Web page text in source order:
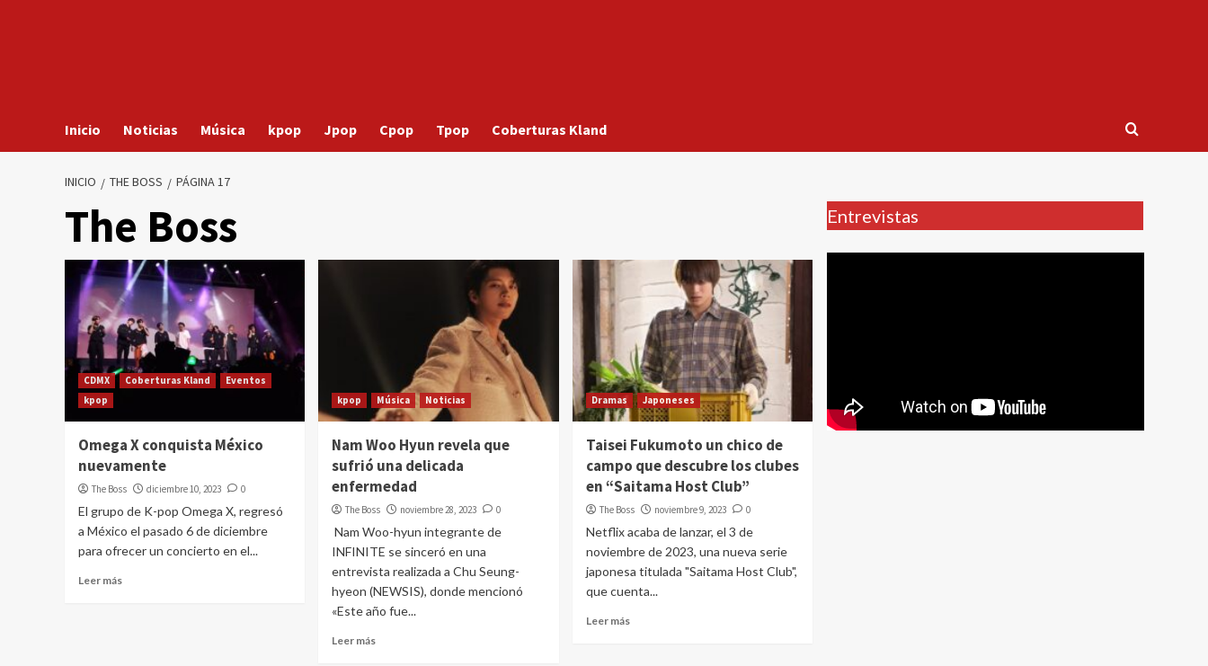
Inicio Noticias Música kpop Jpop Cpop Tpop Coberturas Kland
INICIO THE BOSS PÁGINA 17
The Boss
CDMX Coberturas Kland
Eventos
kpop
Omega X conquista México
nuevamente
The Boss diciembre 10, 2023 0
El grupo de K-pop Omega X, regresó
a México el pasado 6 de diciembre
para ofrecer un concierto en el...
Leer más
kpop Música Noticias
Nam Woo Hyun revela que
sufrió una delicada
enfermedad
The Boss noviembre 28, 2023 0
Nam Woo-hyun integrante de
INFINITE se sinceró en una
entrevista realizada a Chu Seung-
hyeon (NEWSIS), donde mencionó
«Este año fue...
Leer más
Dramas Japoneses
Taisei Fukumoto un chico de
campo que descubre los clubes
en “Saitama Host Club”
The Boss noviembre 9, 2023 0
Netflix acaba de lanzar, el 3 de
noviembre de 2023, una nueva serie
japonesa titulada "Saitama Host Club",
que cuenta...
Leer más
Entrevistas